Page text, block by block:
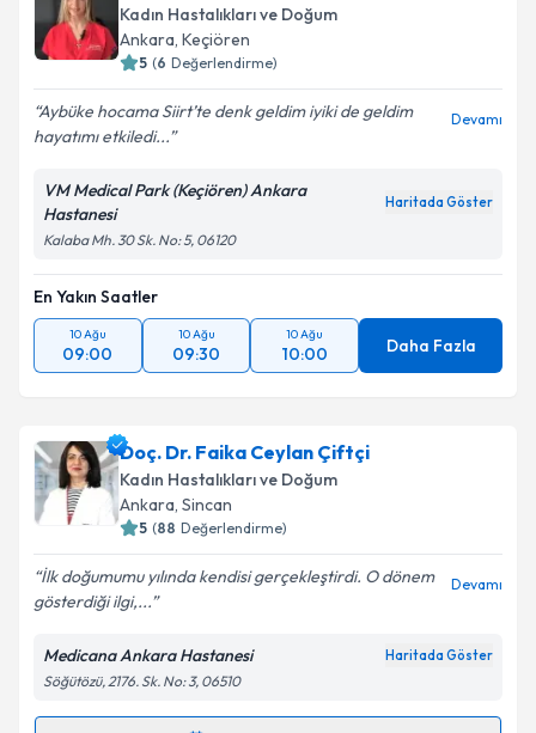
Kadın Hastalıkları ve Doğum
Ankara, Keçiören
5 (6 Değerlendirme)
Aybüke hocama Siirt’te denk geldim iyiki de geldim
hayatımı etkiledi...
Devamı
VM Medical Park (Keçiören) Ankara
Hastanesi
Haritada Göster
Kalaba Mh. 30 Sk. No: 5, 06120
En Yakın Saatler
10 Ağu
09:00
10 Ağu
09:30
10 Ağu
10:00 Daha Fazla
Doç. Dr. Faika Ceylan Çiftçi
Kadın Hastalıkları ve Doğum
Ankara, Sincan
5 (88 Değerlendirme)
İlk doğumumu yılında kendisi gerçekleştirdi. O dönem
gösterdiği ilgi,...
Devamı
Medicana Ankara Hastanesi Haritada Göster
Söğütözü, 2176. Sk. No: 3, 06510